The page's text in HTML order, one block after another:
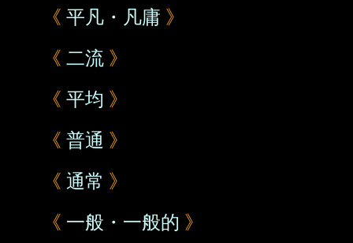
《 平凡・凡庸 》
《 二流 》
《 平均 》
《 普通 》
《 通常 》
《 一般・一般的 》